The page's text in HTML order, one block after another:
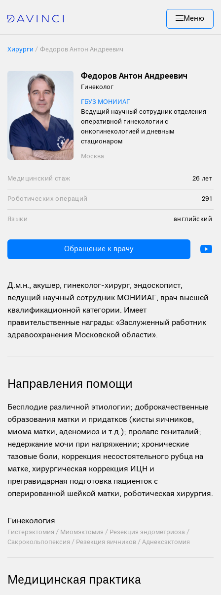
Меню
Хирурги / Федоров Антон Андреевич
Федоров Антон Андреевич
Гинеколог
ГБУЗ МОНИИАГ
Ведущий научный сотрудник отделения
оперативной гинекологии с
онкогинекологией и дневным
стационаром
Москва
Медицинский стаж 26 лет
Роботических операций 291
Языки английский
Обращение к врачу
Д.м.н., акушер, гинеколог-хирург, эндоскопист,
ведущий научный сотрудник МОНИИАГ, врач высшей
квалификационной категории. Имеет
правительственные награды: «Заслуженный работник
здравоохранения Московской области».
Направления помощи
Бесплодие различной этиологии; доброкачественные
образования матки и придатков (кисты яичников,
миома матки, аденомиоз и т.д.); пролапс гениталий;
недержание мочи при напряжении; хронические
тазовые боли, коррекция несостоятельного рубца на
матке, хирургическая коррекция ИЦН и
прегравидарная подготовка пациенток с
оперированной шейкой матки, роботическая хирургия.
Гинекология
Гистерэктомия / Миомэктомия / Резекция эндометриоза /
Сакрокольпопексия / Резекция яичников / Аднексэктомия
Медицинская практика